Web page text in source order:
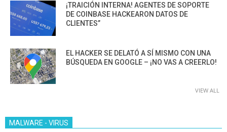
¡TRAICIÓN INTERNA! AGENTES DE SOPORTE
DE COINBASE HACKEARON DATOS DE
CLIENTES”
EL HACKER SE DELATÓ A SÍ MISMO CON UNA
BÚSQUEDA EN GOOGLE – ¡NO VAS A CREERLO!
VIEW ALL
MALWARE - VIRUS